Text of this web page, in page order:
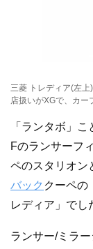
三菱 トレディア(左
店扱いがXGで、カー
「ランタボ」
Fのランサーフ
ペのスタリオン
バック クーペの
レディア」でし
ランサー/ミラ